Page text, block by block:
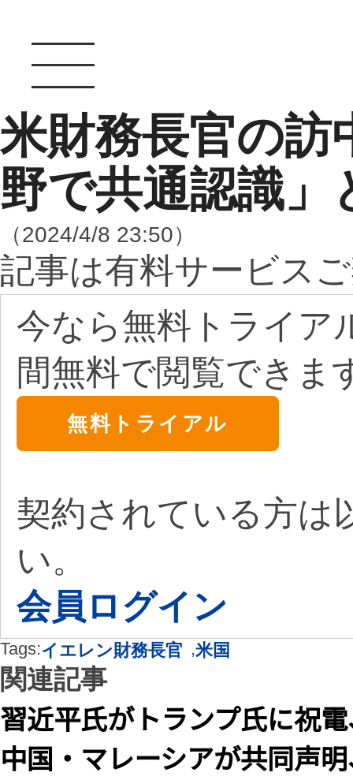
米財務長官の訪
野で共通認識」
（2024/4/8 23:50）
記事は有料サービス
今なら無料トライア
間無料で閲覧できま
無料トライアル
契約されている方は
い。
会員ログイン
Tags:イエレン財務長官 ,米国
関連記事
習近平氏がトランプ氏に祝
中国・マレーシアが共同声